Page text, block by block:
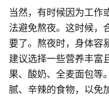
当然，有时候因为工作
法避免熬夜。这时候，
要了。熬夜时，身体容
建议选择一些营养丰富
果、酸奶、全麦面包等
腻、辛辣的食物，以免